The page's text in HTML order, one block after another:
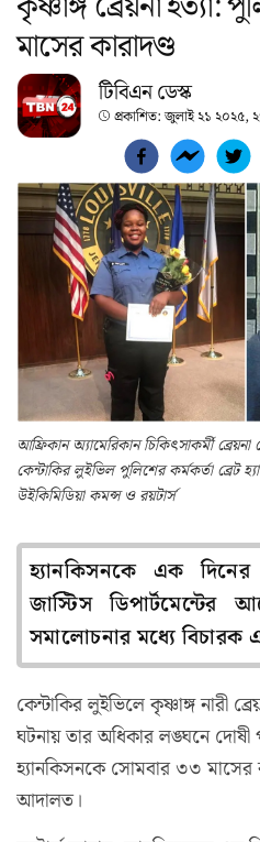
মাসের কারাদণ্ড
টিবিএন ডেস্ক
প্রকাশিত:জুলাই ২১ ২০২৫,
আফ্রিকান অ্যামেরিকান চিকিৎসাকর্মী
কেন্টাকির লুইভিল পুলিশের কর্মকর্তা ব্রেট
উইকিমিডিয়া কমন্স ও রয়টার্স
হ্যানকিসনকে এক
জাস্টিস
সমালোচনার মধ্যে বিচারক
কেন্টাকির লুইভিলে কৃষ্ণাঙ্গ নারী
ঘটনায় তার অধিকার লঙ্ঘনে দোষী
হ্যানকিসনকে সোমবার ৩৩ মাসের
আদালত।